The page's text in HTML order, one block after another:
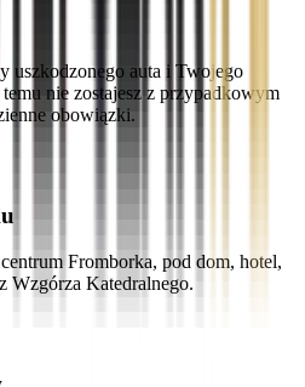
uszkodzonego auta i Twojego
nie zostajesz z przypadkowym
obowiązki.
Fromborka, pod dom, hotel,
Wzgórza Katedralnego.